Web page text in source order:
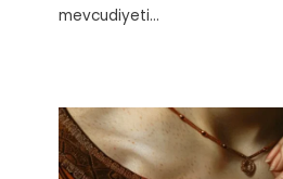
mevcudiyeti…